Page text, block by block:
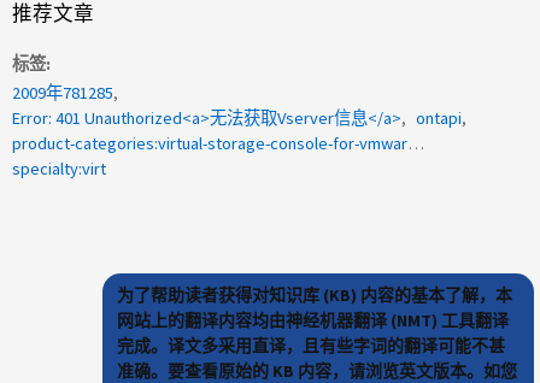
推荐文章
标签
2009年781285
Error: 401 Unauthorized<a>无法获取Vserver信息</a>
ontapi
product-categories:virtual-storage-console-for-vmware-vsphere
specialty:virt
为了帮助读者获得对知识库 (KB) 内容的基本了解，本
网站上的翻译内容均由神经机器翻译 (NMT) 工具翻译
完成。译文多采用直译，且有些字词的翻译可能不甚
准确。要查看原始的 KB 内容，请浏览英文版本。如您